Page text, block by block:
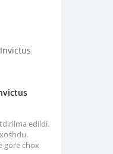
edildi.
gore chox